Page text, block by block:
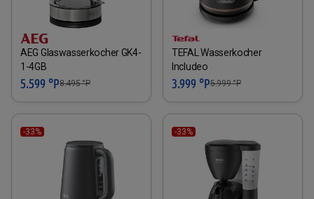
AEG Glaswasserkocher GK4-
1-4GB
5.599 °P8.495°P
TEFAL Wasserkocher
Includeo
3.999 °P5.999°P
-33% -33%